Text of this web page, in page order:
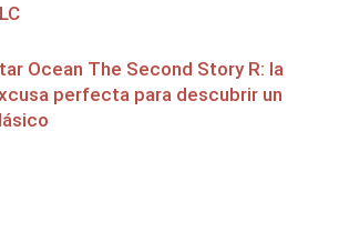
Ocean The Second Story R: la
perfecta para descubrir un